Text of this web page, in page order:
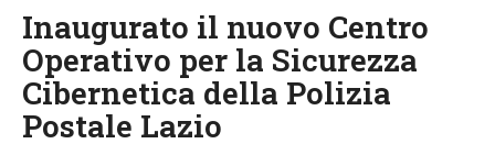
Inaugurato il nuovo Centro
Operativo per la Sicurezza
Cibernetica della Polizia
Postale Lazio